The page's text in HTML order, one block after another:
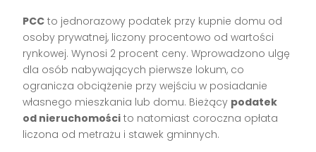
PCC to jednorazowy podatek przy kupnie domu od
osoby prywatnej, liczony procentowo od wartości
rynkowej. Wynosi 2 procent ceny. Wprowadzono ulgę
dla osób nabywających pierwsze lokum, co
ogranicza obciążenie przy wejściu w posiadanie
własnego mieszkania lub domu. Bieżący podatek
od nieruchomości to natomiast coroczna opłata
liczona od metrażu i stawek gminnych.